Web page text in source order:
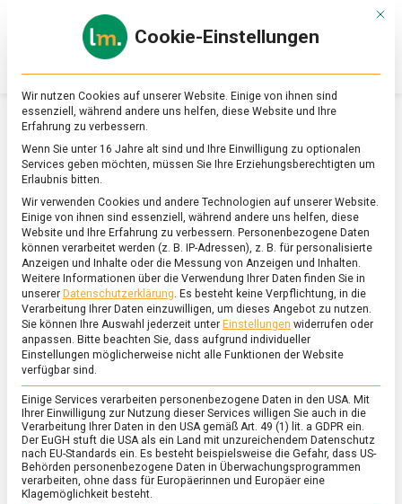
Online-
Magazin
zu
&
Ernährung
SCHLAGWORT:ROSMARIN
ERNÄHRUNG & GESUNDHEIT /FEATURED
Es ist Eiszeit
13. Mai 2022 Johannes
Mit
Cookie-Einstellungen
Wir nutzen Cookies auf unserer Website. Einige von ihnen sind
essenziell, während andere uns helfen, diese Website und Ihre
Erfahrung zu verbessern.
Wenn Sie unter 16 Jahre alt sind und Ihre Einwilligung zu optionalen
Services geben möchten, müssen Sie Ihre Erziehungsberechtigten um
Erlaubnis bitten.
Wir verwenden Cookies und andere Technologien auf unserer Website.
Einige von ihnen sind essenziell, während andere uns helfen, diese
Website und Ihre Erfahrung zu verbessern. Personenbezogene Daten
können verarbeitet werden (z. B. IP-Adressen), z. B. für personalisierte
Anzeigen und Inhalte oder die Messung von Anzeigen und Inhalten.
Weitere Informationen über die Verwendung Ihrer Daten finden Sie in
unserer Datenschutzerklärung. Es besteht keine Verpflichtung, in die
Verarbeitung Ihrer Daten einzuwilligen, um dieses Angebot zu nutzen.
Sie können Ihre Auswahl jederzeit unter Einstellungen widerrufen oder
anpassen. Bitte beachten Sie, dass aufgrund individueller
Einstellungen möglicherweise nicht alle Funktionen der Website
verfügbar sind.
Einige Services verarbeiten personenbezogene Daten in den USA. Mit
Ihrer Einwilligung zur Nutzung dieser Services willigen Sie auch in die
Verarbeitung Ihrer Daten in den USA gemäß Art. 49 (1) lit. a GDPR ein.
Der EuGH stuft die USA als ein Land mit unzureichendem Datenschutz
nach EU-Standards ein. Es besteht beispielsweise die Gefahr, dass US-
Behörden personenbezogene Daten in Überwachungsprogrammen
verarbeiten, ohne dass für Europäerinnen und Europäer eine
Klagemöglichkeit besteht.